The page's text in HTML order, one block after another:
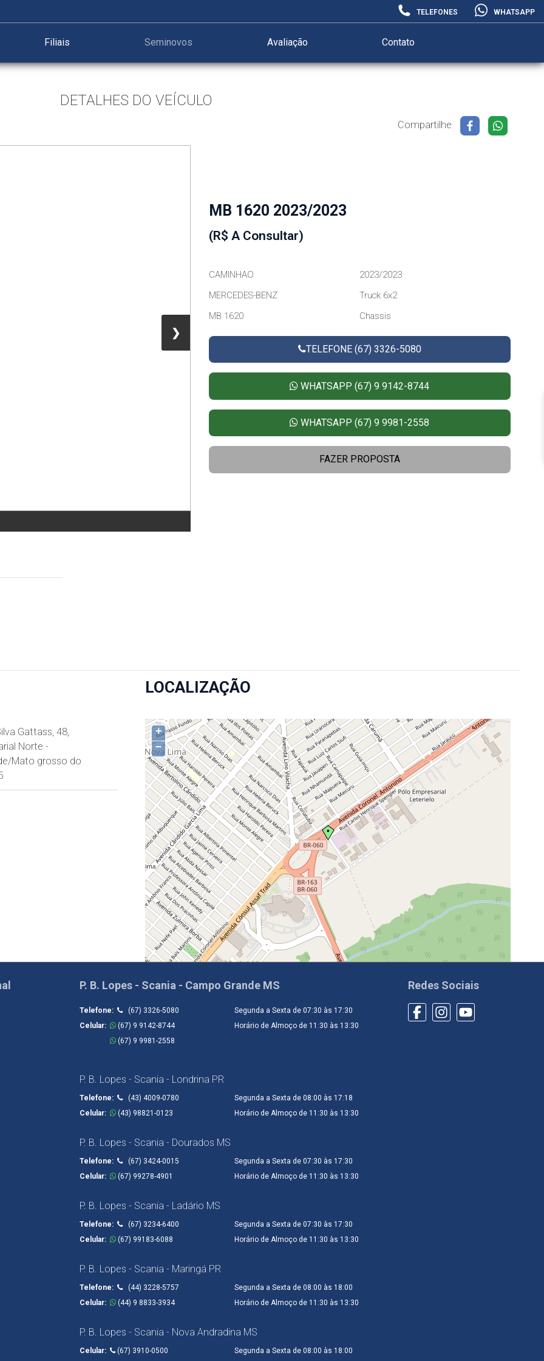
TELEFONES WHATSAPP
Filiais Seminovos Avaliação Contato
DETALHES DO VEÍCULO
Compartilhe
❯
MB 1620 2023/2023
(R$ A Consultar)
CAMINHAO
MERCEDES-BENZ
MB 1620
2023/2023
Truck 6x2
Chassis
TELEFONE (67) 3326-5080
WHATSAPP (67) 9 9142-8744
WHATSAPP (67) 9 9981-2558
FAZER PROPOSTA
Gattass, 48,
Norte -
Mato grosso do
LOCALIZAÇÃO
+
−
P. B. Lopes - Scania - Campo Grande MS
Telefone:
(67) 3326-5080
Celular:
(67) 9 9142-8744
(67) 9 9981-2558
Segunda a Sexta de 07:30 às 17:30
Horário de Almoço de 11:30 às 13:30
P. B. Lopes - Scania - Londrina PR
Telefone:
(43) 4009-0780
Celular:
(43) 98821-0123
Segunda a Sexta de 08:00 às 17:18
Horário de Almoço de 11:30 às 13:30
P. B. Lopes - Scania - Dourados MS
Telefone:
(67) 3424-0015
Celular:
(67) 99278-4901
Segunda a Sexta de 07:30 às 17:30
Horário de Almoço de 11:30 às 13:30
P. B. Lopes - Scania - Ladário MS
Telefone:
(67) 3234-6400
Celular:
(67) 99183-6088
Segunda a Sexta de 07:30 às 17:30
Horário de Almoço de 11:30 às 13:30
P. B. Lopes - Scania - Maringá PR
Telefone:
(44) 3228-5757
Celular:
(44) 9 8833-3934
Segunda a Sexta de 08:00 às 18:00
Horário de Almoço de 11:30 às 13:30
P. B. Lopes - Scania - Nova Andradina MS
Celular: (67) 3910-0500 Segunda a Sexta de 08:00 às 18:00
Redes Sociais